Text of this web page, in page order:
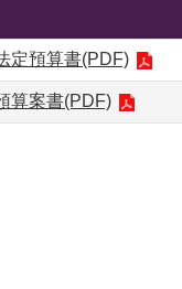
定預算書(PDF)
算案書(PDF)